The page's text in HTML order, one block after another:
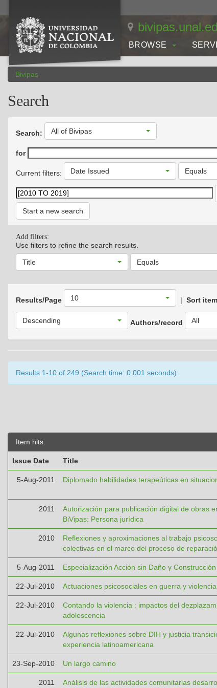
BROWSE
Bivipas
Search
Search: All of Bivipas
for
Current filters: Date Issued Equals
Start a new search
Add filters:
Use filters to refine the search results.
Title Equals
Results/Page 10 | Sort
Descending Authors/record All
Results 1-10 of 249 (Search time: 0.001 seconds).
Item hits:
Issue Date Title
5-Aug-2011 Diplomado habilidades terapeúticas en
2011
Autorización para publicación digital de obras
BiVipas: Persona jurídica
2010
Reflexiones y aproximaciones al trabajo
colectivas en el marco del proceso de
5-Aug-2011 Especialización Acción sin Daño y
22-Jul-2010 Actuaciones psicosociales en guerra y
22-Jul-2010
Contando la violencia : impactos del
adolescencia
22-Jul-2010
Algunas reflexiones sobre DIH y justicia
experiencia latinoamericana
23-Sep-2010 Un largo camino
2011 Análisis de las actividades comunitarias